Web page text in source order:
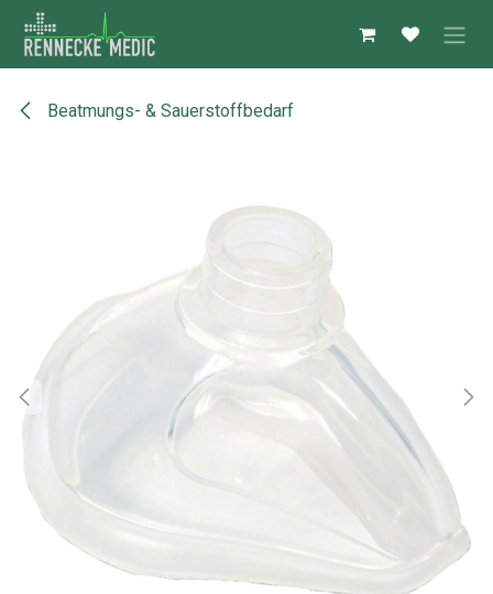
Zum Inhalt springen
Beatmungs- & Sauerstoffbedarf